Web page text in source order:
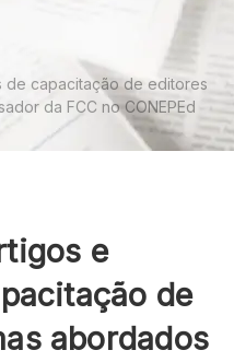
de capacitação de editores
da FCC no CONEPEd
e
de
abordados